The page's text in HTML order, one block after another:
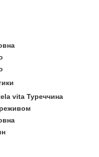
vita Туреччина